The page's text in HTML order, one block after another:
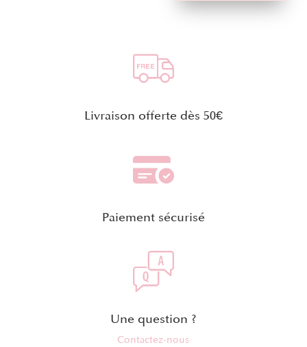
Livraison offerte dès 50€
Paiement sécurisé
Une question ?
Contactez-nous